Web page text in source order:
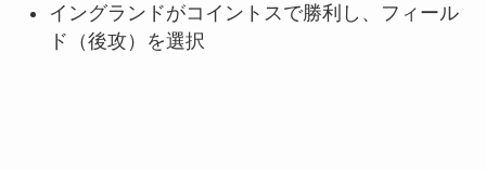
イングランドがコイントスで勝利し、フィール
ド（後攻）を選択